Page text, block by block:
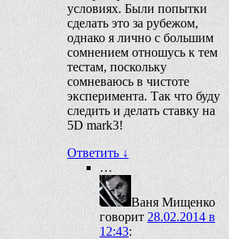
условиях. Были попытки
сделать это за рубежом,
однако я лично с большим
сомнением отношусь к тем
тестам, поскольку
сомневаюсь в чистоте
эксперимента. Так что буду
следить и делать ставку на
5D mark3!
Ответить ↓
…
Ваня Мищенко
говорит 28.02.2014 в
12:43: